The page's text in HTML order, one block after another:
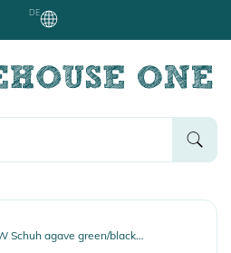
DE
CROSSTRAK WP W Schuh agave green/black/canary green